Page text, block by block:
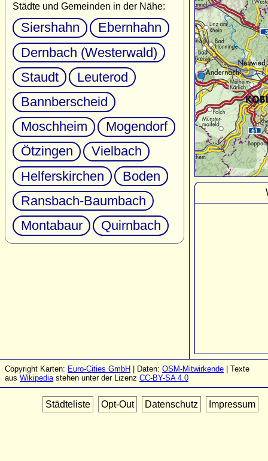
Städte und Gemeinden in der Nähe:
Siershahn
Ebernhahn
Dernbach (Westerwald)
Staudt
Leuterod
Bannberscheid
Moschheim
Mogendorf
Ötzingen
Vielbach
Helferskirchen
Boden
Ransbach-Baumbach
Montabaur
Quirnbach
Copyright Karten: Euro-Cities GmbH | Daten: OSM-Mitwirkende | Texte
aus Wikipediastehen unter der Lizenz CC-BY-SA 4.0
Städteliste Opt-Out Datenschutz Impressum